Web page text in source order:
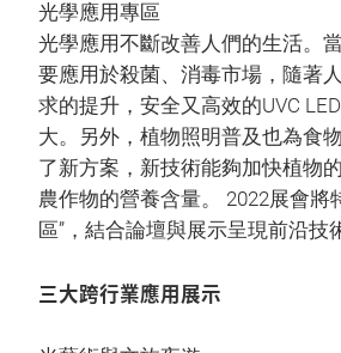
光學應用專區
光學應用不斷改善人們的生活。
要應用於殺菌、消毒市場，隨著
求的提升，安全又高效的UVC
大。另外，植物照明普及也為食
了新方案，新技術能夠加快植物
農作物的營養含量。 2022展會將
區”，結合論壇與展示呈現前沿技
三大跨行業應用展示